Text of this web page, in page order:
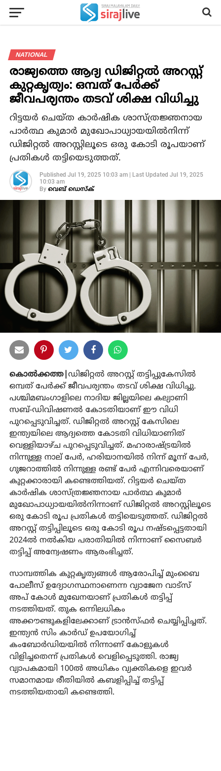
NATIONAL
രാജ്യത്തെ ആദ്യ ഡിജിറ്റല്‍ അറസ്റ്റ്
കുറ്റകൃത്യം: ഒമ്പത് പേര്‍ക്ക്
ജീവപര്യന്തം തടവ് ശിക്ഷ വിധിച്ചു
റിട്ടയര്‍ ചെയ്ത കാര്‍ഷിക ശാസ്ത്രജ്ഞനായ
പാര്‍ത്ഥ കുമാര്‍ മുഖോപാധ്യായയില്‍നിന്ന്
ഡിജിറ്റല്‍ അറസ്റ്റിലൂടെ ഒരു കോടി രൂപയാണ്
പ്രതികള്‍ തട്ടിയെടുത്തത്.
Published Jul 19, 2025 10:03 am| Last Updated Jul 19, 2025
10:03 am
By വെബ് ഡെസ്‌ക്
കൊല്‍ക്കത്ത| ഡിജിറ്റല്‍ അറസ്റ്റ് തട്ടിപ്പുകേസില്‍
ഒമ്പത് പേര്‍ക്ക് ജീവപര്യന്തം തടവ് ശിക്ഷ വിധിച്ചു.
പശ്ചിമബംഗാളിലെ നാദിയ ജില്ലയിലെ കല്യാണി
സബ്-ഡിവിഷണല്‍ കോടതിയാണ് ഈ വിധി
പുറപ്പെടുവിച്ചത്. ഡിജിറ്റല്‍ അറസ്റ്റ് കേസിലെ
ഇന്ത്യയിലെ ആദ്യത്തെ കോടതി വിധിയാണിത്
വെള്ളിയാഴ്ച പുറപ്പെടുവിച്ചത്. മഹാരാഷ്ട്രയില്‍
നിന്നുള്ള നാല് പേര്‍, ഹരിയാനയില്‍ നിന്ന് മൂന്ന് പേര്‍,
ഗുജറാത്തില്‍ നിന്നുള്ള രണ്ട് പേര്‍ എന്നിവരെയാണ്
കുറ്റക്കാരായി കണ്ടെത്തിയത്. റിട്ടയര്‍ ചെയ്ത
കാര്‍ഷിക ശാസ്ത്രജ്ഞനായ പാര്‍ത്ഥ കുമാര്‍
മുഖോപാധ്യായയില്‍നിന്നാണ് ഡിജിറ്റല്‍ അറസ്റ്റിലൂടെ
ഒരു കോടി രൂപ പ്രതികള്‍ തട്ടിയെടുത്തത്. ഡിജിറ്റല്‍
അറസ്റ്റ് തട്ടിപ്പിലൂടെ ഒരു കോടി രൂപ നഷ്ടപ്പെട്ടതായി
2024ല്‍ നല്‍കിയ പരാതിയില്‍ നിന്നാണ് സൈബര്‍
തട്ടിപ്പ് അന്വേഷണം ആരംഭിച്ചത്.
സാമ്പത്തിക കുറ്റകൃത്യങ്ങള്‍ ആരോപിച്ച് മുംബൈ
പോലീസ് ഉദ്യോഗസ്ഥനാണെന്ന വ്യാജേന വാട്സ്
അപ് കോള്‍ മുഖേനയാണ് പ്രതികള്‍ തട്ടിപ്പ്
നടത്തിയത്. തുക ഒന്നിലധികം
അക്കൗണ്ടുകളിലേക്കാണ് ട്രാന്‍സ്ഫര്‍ ചെയ്യിപ്പിച്ചത്.
ഇന്ത്യന്‍ സിം കാര്‍ഡ് ഉപയോഗിച്ച്
കംബോര്‍ഡിയയില്‍ നിന്നാണ് കോളുകള്‍
വിളിച്ചതെന്ന് പ്രതികള്‍ വെളിപ്പെടുത്തി. രാജ്യ
വ്യാപകമായി 100ല്‍ അധികം വ്യക്തികളെ ഇവര്‍
സമാനമായ രീതിയില്‍ കബളിപ്പിച്ച് തട്ടിപ്പ്
നടത്തിയതായി കണ്ടെത്തി.